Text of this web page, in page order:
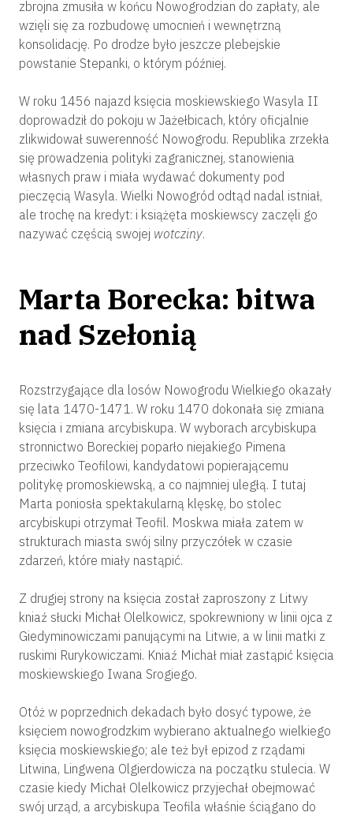
zbrojna zmusiła w końcu Nowogrodzian do zapłaty, ale
wzięli się za rozbudowę umocnień i wewnętrzną
konsolidację. Po drodze było jeszcze plebejskie
powstanie Stepanki, o którym później.
W roku 1456 najazd księcia moskiewskiego Wasyla II
doprowadził do pokoju w Jażełbicach, który oficjalnie
zlikwidował suwerenność Nowogrodu. Republika zrzekła
się prowadzenia polityki zagranicznej, stanowienia
własnych praw i miała wydawać dokumenty pod
pieczęcią Wasyla. Wielki Nowogród odtąd nadal istniał,
ale trochę na kredyt: i książęta moskiewscy zaczęli go
nazywać częścią swojej wotcziny.
Marta Borecka: bitwa
nad Szełonią
Rozstrzygające dla losów Nowogrodu Wielkiego okazały
się lata 1470-1471. W roku 1470 dokonała się zmiana
księcia i zmiana arcybiskupa. W wyborach arcybiskupa
stronnictwo Boreckiej poparło niejakiego Pimena
przeciwko Teofilowi, kandydatowi popierającemu
politykę promoskiewską, a co najmniej uległą. I tutaj
Marta poniosła spektakularną klęskę, bo stolec
arcybiskupi otrzymał Teofil. Moskwa miała zatem w
strukturach miasta swój silny przyczółek w czasie
zdarzeń, które miały nastąpić.
Z drugiej strony na księcia został zaproszony z Litwy
kniaź słucki Michał Olelkowicz, spokrewniony w linii ojca z
Giedyminowiczami panującymi na Litwie, a w linii matki z
ruskimi Rurykowiczami. Kniaź Michał miał zastąpić księcia
moskiewskiego Iwana Srogiego.
Otóż w poprzednich dekadach było dosyć typowe, że
księciem nowogrodzkim wybierano aktualnego wielkiego
księcia moskiewskiego; ale też był epizod z rządami
Litwina, Lingwena Olgierdowicza na początku stulecia. W
czasie kiedy Michał Olelkowicz przyjechał obejmować
swój urząd, a arcybiskupa Teofila właśnie ściągano do